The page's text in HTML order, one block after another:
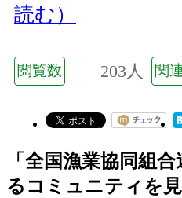
読む）
閲覧数 203人 関
「全国漁業協同組
るコミュニティを